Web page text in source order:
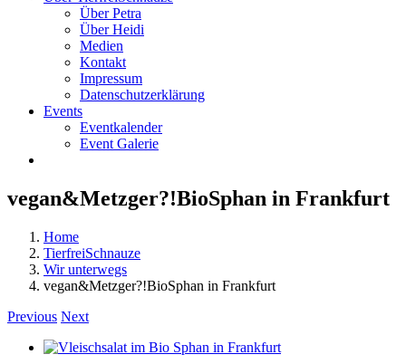
Über Petra
Über Heidi
Medien
Kontakt
Impressum
Datenschutzerklärung
Events
Eventkalender
Event Galerie
vegan&Metzger?!BioSphan in Frankfurt
Home
TierfreiSchnauze
Wir unterwegs
vegan&Metzger?!BioSphan in Frankfurt
Previous Next
View